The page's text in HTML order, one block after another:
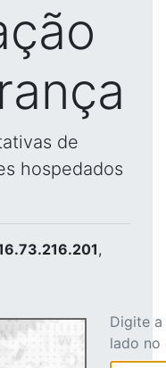
de
hospedados
,
Digite
lado no